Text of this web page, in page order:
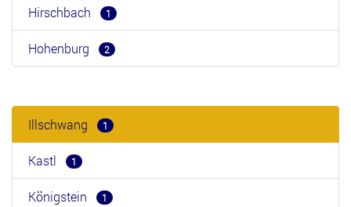
Hirschbach 1
Hohenburg 2
Illschwang 1
Kastl 1
Königstein 1